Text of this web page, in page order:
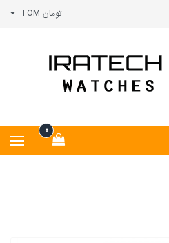
تومان TOM
0